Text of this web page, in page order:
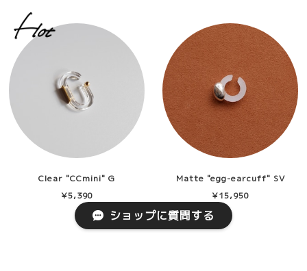
Clear "CCmini" G
¥5,390
Matte "egg-earcuff" SV
¥15,950
ショップに質問する